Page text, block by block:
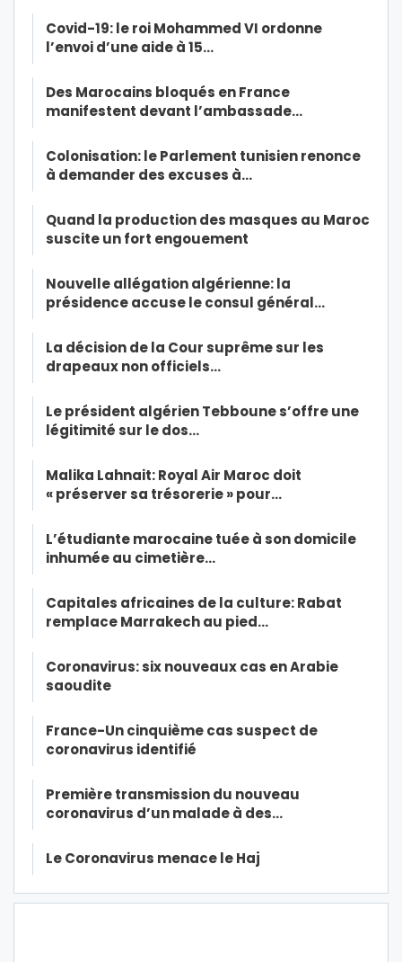
Covid-19: le roi Mohammed VI ordonne
l’envoi d’une aide à 15…
Des Marocains bloqués en France
manifestent devant l’ambassade…
Colonisation: le Parlement tunisien renonce
à demander des excuses à…
Quand la production des masques au Maroc
suscite un fort engouement
Nouvelle allégation algérienne: la
présidence accuse le consul général…
La décision de la Cour suprême sur les
drapeaux non officiels…
Le président algérien Tebboune s’offre une
légitimité sur le dos…
Malika Lahnait: Royal Air Maroc doit
« préserver sa trésorerie » pour…
L’étudiante marocaine tuée à son domicile
inhumée au cimetière…
Capitales africaines de la culture: Rabat
remplace Marrakech au pied…
Coronavirus: six nouveaux cas en Arabie
saoudite
France-Un cinquième cas suspect de
coronavirus identifié
Première transmission du nouveau
coronavirus d’un malade à des…
Le Coronavirus menace le Haj